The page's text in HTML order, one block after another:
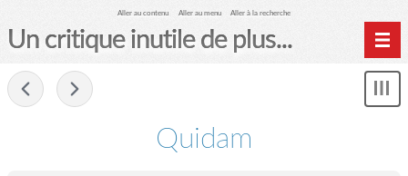
Aller au contenu Aller au menu Aller à la recherche
Un critique inutile de plus...
Quidam